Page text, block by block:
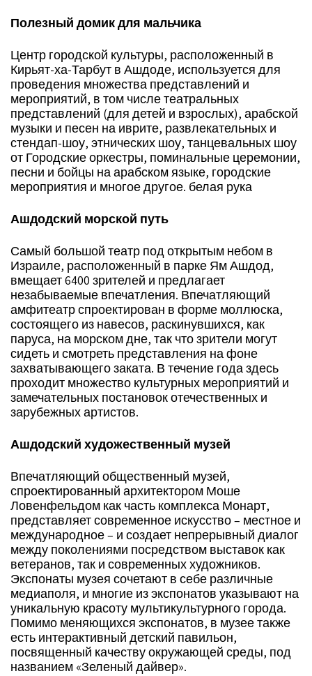
Полезный домик для мальчика
Центр городской культуры, расположенный в
Кирьят-ха-Тарбут в Ашдоде, используется для
проведения множества представлений и
мероприятий, в том числе театральных
представлений (для детей и взрослых), арабской
музыки и песен на иврите, развлекательных и
стендап-шоу, этнических шоу, танцевальных шоу
от Городские оркестры, поминальные церемонии,
песни и бойцы на арабском языке, городские
мероприятия и многое другое. белая рука
Ашдодский морской путь
Самый большой театр под открытым небом в
Израиле, расположенный в парке Ям Ашдод,
вмещает 6400 зрителей и предлагает
незабываемые впечатления. Впечатляющий
амфитеатр спроектирован в форме моллюска,
состоящего из навесов, раскинувшихся, как
паруса, на морском дне, так что зрители могут
сидеть и смотреть представления на фоне
захватывающего заката. В течение года здесь
проходит множество культурных мероприятий и
замечательных постановок отечественных и
зарубежных артистов.
Ашдодский художественный музей
Впечатляющий общественный музей,
спроектированный архитектором Моше
Ловенфельдом как часть комплекса Монарт,
представляет современное искусство – местное и
международное – и создает непрерывный диалог
между поколениями посредством выставок как
ветеранов, так и современных художников.
Экспонаты музея сочетают в себе различные
медиаполя, и многие из экспонатов указывают на
уникальную красоту мультикультурного города.
Помимо меняющихся экспонатов, в музее также
есть интерактивный детский павильон,
посвященный качеству окружающей среды, под
названием «Зеленый дайвер».